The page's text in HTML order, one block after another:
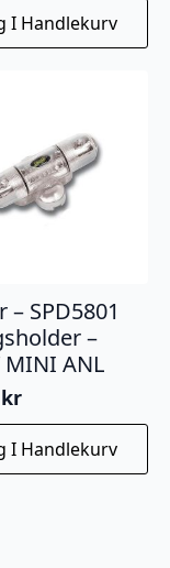
I Handlekurv
– SPD5801
–
ANL
kr
I Handlekurv